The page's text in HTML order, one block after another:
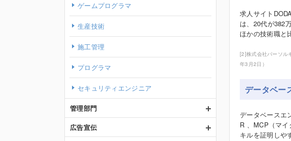
求人サイト
は、20代が382
ほかの技術職と
[2]株式会社パーソル
年3月2日）
データベー
データベースエ
R 、MCP（マ
キルを証明しや
ゲームプログラマ
生産技術
施工管理
プログラマ
セキュリティエンジニア
管理部門
広告宣伝